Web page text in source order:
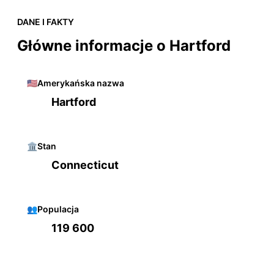
DANE I FAKTY
Główne informacje o Hartford
🇺🇸Amerykańska nazwa
Hartford
🏛️Stan
Connecticut
👥Populacja
119 600